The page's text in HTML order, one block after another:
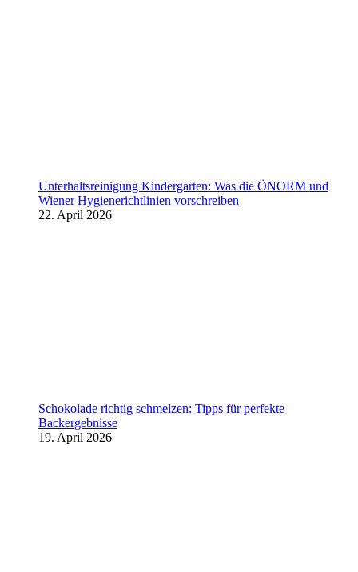
Unterhaltsreinigung Kindergarten: Was die ÖNORM und
Wiener Hygienerichtlinien vorschreiben
22. April 2026
Schokolade richtig schmelzen: Tipps für perfekte
Backergebnisse
19. April 2026